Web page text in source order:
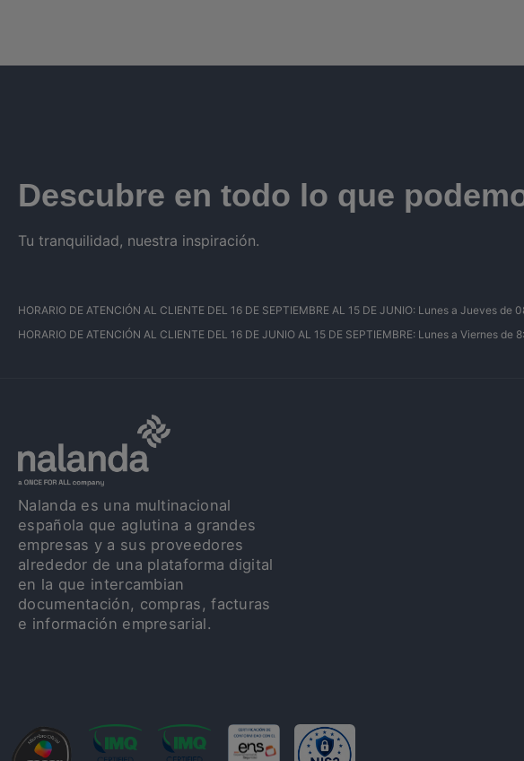
Descubre en todo lo que
Tu tranquilidad, nuestra inspiración.
HORARIO DE ATENCIÓN AL CLIENTE DEL 16 DE SEPTIEMBRE AL 15 DE JUNIO: Lunes a Jueves
HORARIO DE ATENCIÓN AL CLIENTE DEL 16 DE JUNIO AL 15 DE SEPTIEMBRE: Lunes a Viernes de
Nalanda es una multinacional
española que aglutina a grandes
empresas y a sus proveedores
alrededor de una plataforma digital
en la que intercambian
documentación, compras, facturas
e información empresarial.